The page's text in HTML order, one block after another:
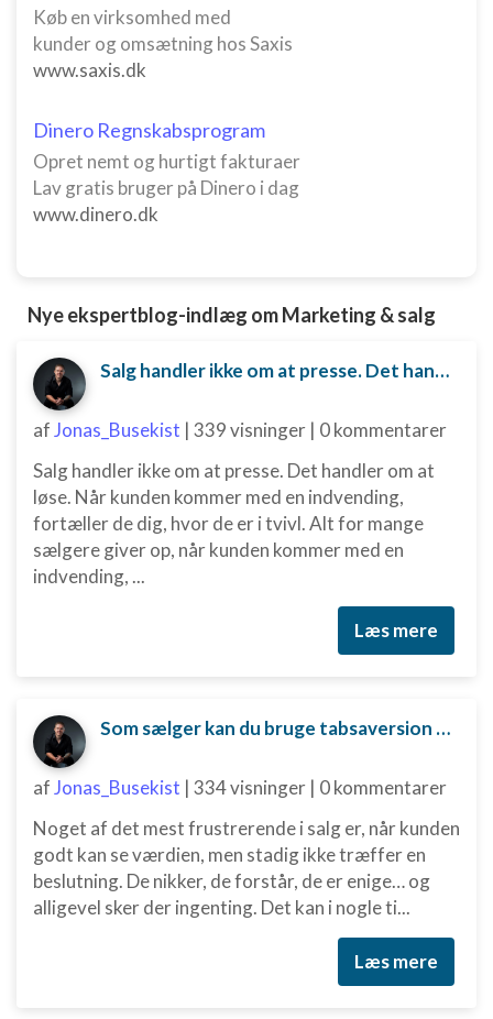
Køb en virksomhed med
kunder og omsætning hos Saxis
www.saxis.dk
Dinero Regnskabsprogram
Opret nemt og hurtigt fakturaer
Lav gratis bruger på Dinero i dag
www.dinero.dk
Nye ekspertblog-indlæg om Marketing & salg
Salg handler ikke om at presse. Det handler om at løse.
afJonas_Busekist | 339 visninger | 0 kommentarer
Salg handler ikke om at presse. Det handler om at
løse. Når kunden kommer med en indvending,
fortæller de dig, hvor de er i tvivl. Alt for mange
sælgere giver op, når kunden kommer med en
indvending, ...
Læs mere
Som sælger kan du bruge tabsaversion til at skubbe kunden mod en beslutning.
afJonas_Busekist | 334 visninger | 0 kommentarer
Noget af det mest frustrerende i salg er, når kunden
godt kan se værdien, men stadig ikke træffer en
beslutning. De nikker, de forstår, de er enige… og
alligevel sker der ingenting. Det kan i nogle ti...
Læs mere
Funktionel
Annoncering / marketing